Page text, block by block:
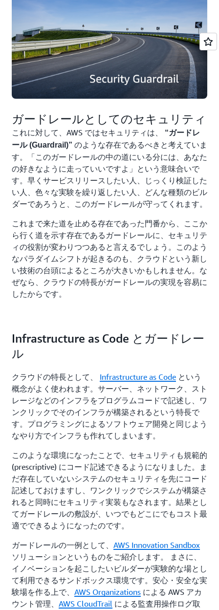
ガードレールとしてのセキュリティ
これに対して、AWS ではセキュリティは、
“ガードレ
ール (Guardrail)” のような存在であるべきと考えていま
す。「このガードレールの中の道にいる分には、あなた
の好きなように走っていいですよ」という意味合いで
す。早くサービスリリースしたい人、じっくり検証した
い人、色々な実験を繰り返したい人、どんな種類のビル
ダーであろうと、このガードレールが守ってくれます。
これまで来た道を止める存在であった門番から、ここか
ら行く道を示す存在であるガードレールに、セキュリテ
ィの役割が変わりつつあると言えるでしょう。このよう
なパラダイムシフトが起きるのも、クラウドという新し
い技術の台頭によるところが大きいかもしれません。な
ぜなら、クラウドの特長がガードレールの実現を容易に
したからです。
Infrastructure as Code とガードレー
ル
クラウドの特長として、 Infrastructure as Code という
概念がよく使われます。サーバー、ネットワーク、スト
レージなどのインフラをプログラムコードで記述し、ワ
ンクリックでそのインフラが構築されるという特長で
す。プログラミングによるソフトウェア開発と同じよう
なやり方でインフラも作れてしまいます。
このような環境になったことで、セキュリティも規範的
(prescriptive) にコード記述できるようになりました。ま
だ存在していないシステムのセキュリティを先にコード
記述しておけますし、ワンクリックでシステムが構築さ
れると同時にセキュリティ実装もなされます。結果とし
てガードレールの敷設が、いつでもどこにでもコスト最
適でできるようになったのです。
ガードレールの一例として、 AWS Innovation Sandbox
ソリューションというものをご紹介します。 まさに、
イノベーションを起こしたいビルダーが実験的な場とし
て利用できるサンドボックス環境です。安心・安全な実
験場を作る上で、 AWS Organizations による AWS アカ
ウント管理、 AWS CloudTrail による監査用操作ログ取